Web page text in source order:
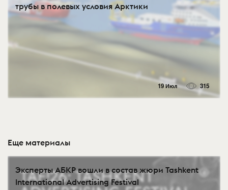
трубы в полевых условия Арктики
19 Июл 315
Еще материалы
Эксперты АБКР вошли в состав жюри Tashkent
International Advertising Festival